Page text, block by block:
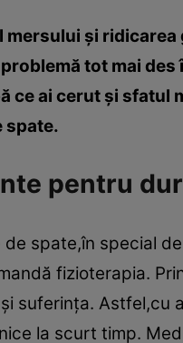
şi
tot mai
ce ai cerut şi sfatul
spate.
pentru
spate,în special
fizioterapia.
suferinţa. Astfel,cu
la scurt timp.